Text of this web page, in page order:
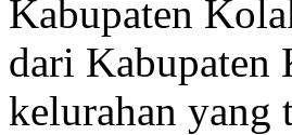
Kabupaten
dari Kabupaten
kelurahan yang